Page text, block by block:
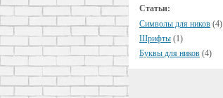
Статьи:
Символы для ников (4)
Шрифты (1)
Буквы для ников (4)